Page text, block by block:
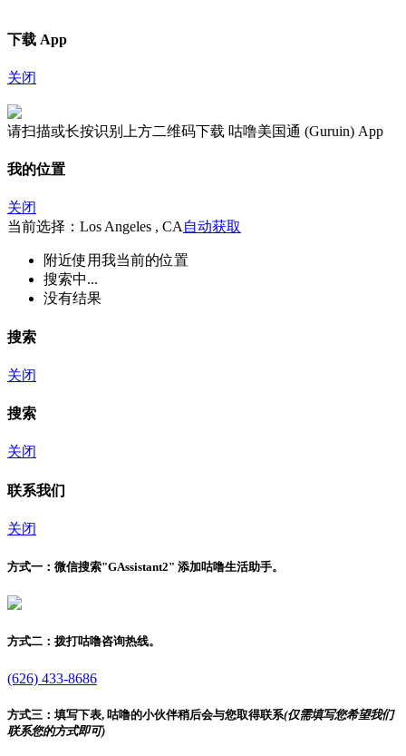
下载 App
关闭
请扫描或长按识别上方二维码下载 咕噜美国通 (Guruin) App
我的位置
关闭
当前选择：Los Angeles , CA 自动获取
附近使用我当前的位置
搜索中...
没有结果
搜索
关闭
搜索
关闭
联系我们
关闭
方式一： 微信搜索"GAssistant2" 添加咕噜生活助手。
方式二： 拨打咕噜咨询热线。
(626) 433-8686
方式三： 填写下表, 咕噜的小伙伴稍后会与您取得联系(仅需填写您希望我们
联系您的方式即可)